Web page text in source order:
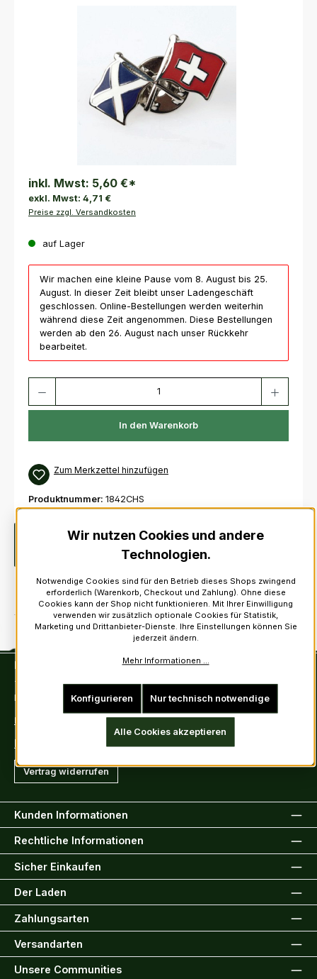
inkl. Mwst: 5,60 €*
exkl. Mwst: 4,71 €
Preise zzgl. Versandkosten
auf Lager
Wir machen eine kleine Pause vom 8. August bis 25.
August. In dieser Zeit bleibt unser Ladengeschäft
geschlossen. Online-Bestellungen werden weiterhin
während diese Zeit angenommen. Diese Bestellungen
werden ab den 26. August nach unser Rückkehr
bearbeitet.
In den Warenkorb
Zum Merkzettel hinzufügen
Produktnummer: 1842CHS
Beschreibung
Schottland-Schweiz Anstecker1 mm
dickGröße: 3 cm * 1.5 cm
Tel: +49 (0)6222-388030
Fax: +49 (0)6222-388031
E-Mail: info@kiltsandmore.com
Vertrag widerrufen
Kunden Informationen
Rechtliche Informationen
Sicher Einkaufen
Der Laden
Zahlungsarten
Versandarten
Unsere Communities
Wir nutzen Cookies und andere
Technologien.
Notwendige Cookies sind für den Betrieb dieses Shops zwingend
erforderlich (Warenkorb, Checkout und Zahlung). Ohne diese
Cookies kann der Shop nicht funktionieren. Mit Ihrer Einwilligung
verwenden wir zusätzlich optionale Cookies für Statistik,
Marketing und Drittanbieter-Dienste. Ihre Einstellungen können Sie
jederzeit ändern.
Mehr Informationen ...
Nur technisch notwendige
Konfigurieren
Alle Cookies akzeptieren